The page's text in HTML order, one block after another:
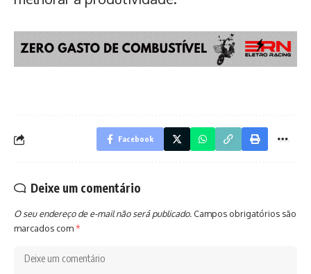
Facebook
Deixe um comentário
O seu endereço de e-mail não será publicado. Campos obrigatórios são
marcados com*